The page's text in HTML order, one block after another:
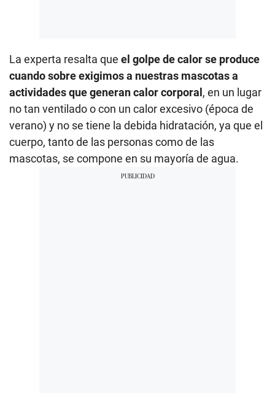
La experta resalta que el golpe de calor se produce
cuando sobre exigimos a nuestras mascotas a
actividades que generan calor corporal, en un lugar
no tan ventilado o con un calor excesivo (época de
verano) y no se tiene la debida hidratación, ya que el
cuerpo, tanto de las personas como de las
mascotas, se compone en su mayoría de agua.